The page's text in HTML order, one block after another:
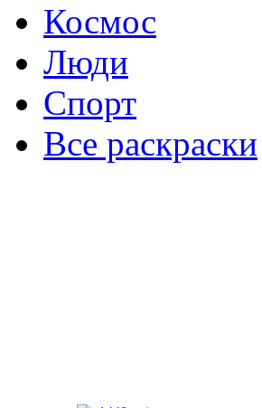
Космос
Люди
Спорт
Все раскраски